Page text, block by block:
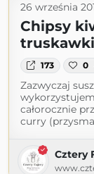
26 września
Chipsy
truskawki
173 0
Zazwyczaj
całorocznie
curry
Cztery